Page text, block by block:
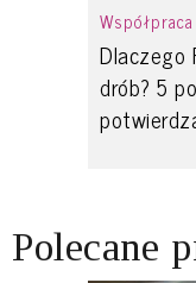
Dlaczego
drób? 5
Polecane